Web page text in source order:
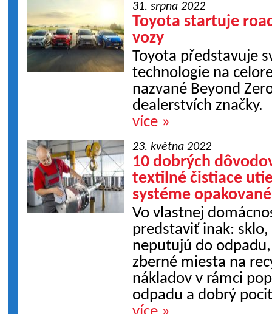
31. srpna 2022
Toyota startuje
vozy
Toyota představuje
technologie na
nazvané Beyond
dealerstvích značky.
více »
23. května 2022
10 dobrých
textilné čistiace
systéme
Vo vlastnej
predstaviť inak:
neputujú do
zberné miesta na
nákladov v rámci
odpadu a dobrý